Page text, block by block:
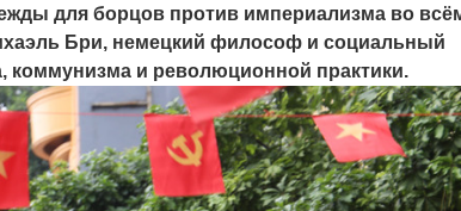
для борцов против империализма во
Бри, немецкий философ и социальный
коммунизма и революционной практики.